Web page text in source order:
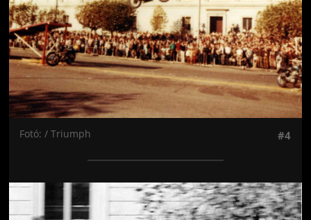
Fotó: / Triumph #4
Jön még kép!